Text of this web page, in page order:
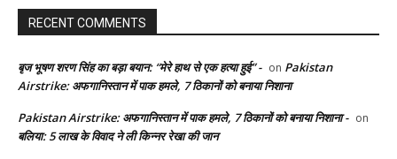
RECENT COMMENTS
बृज भूषण शरण सिंह का बड़ा बयान: “मेरे हाथ से एक हत्या हुई” - on Pakistan
Airstrike: अफगानिस्तान में पाक हमले, 7 ठिकानों को बनाया निशाना
Pakistan Airstrike: अफगानिस्तान में पाक हमले, 7 ठिकानों को बनाया निशाना - on
बलिया: 5 लाख के विवाद ने ली किन्नर रेखा की जान